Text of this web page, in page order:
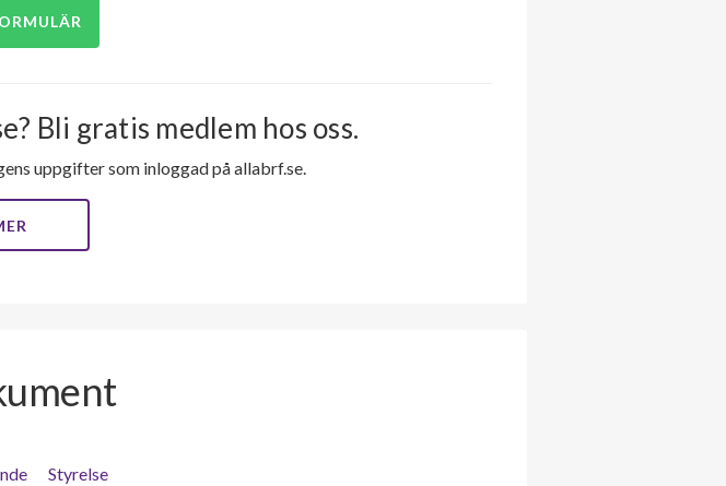
Bli gratis medlem hos oss.
uppgifter som inloggad på allabrf.se.
Styrelse